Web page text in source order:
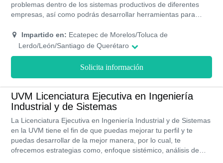
problemas dentro de los sistemas productivos de diferentes
empresas, así como podrás desarrollar herramientas para
egresado de la UNITEC es un privilegio ya que te permitirá
conseguir grandes oportunidades para tu crecimiento
Impartido en: Ecatepec de Morelos/Toluca de
Lerdo/León/Santiago de Querétaro
Solicita información
UVM Licenciatura Ejecutiva en Ingeniería
Industrial y de Sistemas
La Licenciatura Ejecutiva en Ingeniería Industrial y de Sistemas
en la UVM tiene el fin de que puedas mejorar tu perfil y te
puedas desarrollar de la mejor manera, por lo cual, te
ofrecemos estrategias como, enfoque sistémico, análisis de